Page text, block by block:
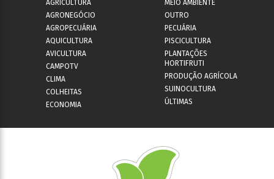
AGRICULTURA
AGRONEGÓCIO
AGROPECUÁRIA
AQUICULTURA
AVICULTURA
CAMPOTV
CLIMA
COLHEITAS
ECONOMIA
MEIO AMBIENTE
OUTRO
PECUÁRIA
PISCICULTURA
PLANTAÇÕES
HORTIFRUTI
PRODUÇÃO AGRÍCOLA
SUINOCULTURA
ÚLTIMAS